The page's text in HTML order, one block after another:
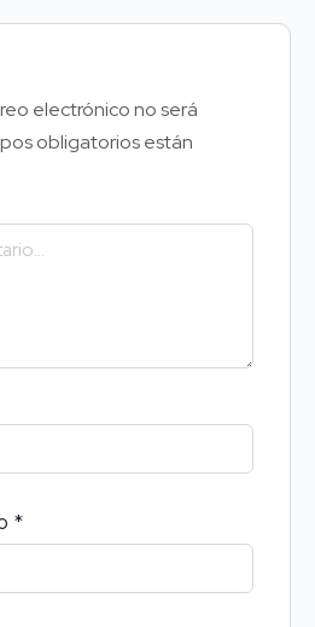
electrónico no será
obligatorios están
*